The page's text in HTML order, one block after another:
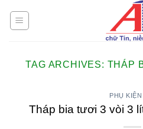
TAG ARCHIVES: THÁP
PHỤ
Tháp bia tươi 3 vòi 3